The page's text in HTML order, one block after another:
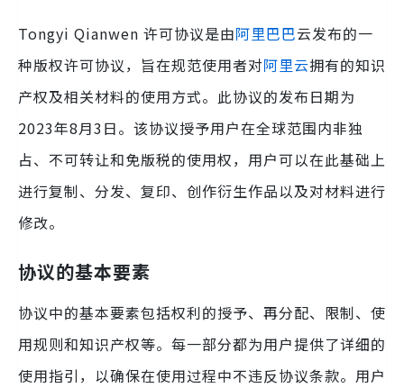
Tongyi Qianwen 许可协议是由阿里巴巴云发布的一
种版权许可协议，旨在规范使用者对阿里云拥有的知识
产权及相关材料的使用方式。此协议的发布日期为
2023年8月3日。该协议授予用户在全球范围内非独
占、不可转让和免版税的使用权，用户可以在此基础上
进行复制、分发、复印、创作衍生作品以及对材料进行
修改。
协议的基本要素
协议中的基本要素包括权利的授予、再分配、限制、使
用规则和知识产权等。每一部分都为用户提供了详细的
使用指引，以确保在使用过程中不违反协议条款。用户